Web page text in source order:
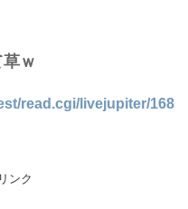
ｗ
read.cgi/livejupiter/168
ンク